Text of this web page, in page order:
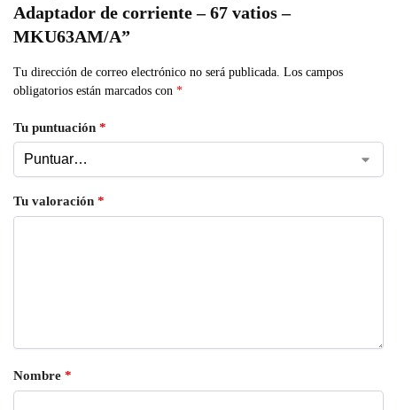
Adaptador de corriente – 67 vatios –
MKU63AM/A”
Tu dirección de correo electrónico no será publicada. Los campos
obligatorios están marcados con *
Tu puntuación *
Tu valoración *
Nombre *